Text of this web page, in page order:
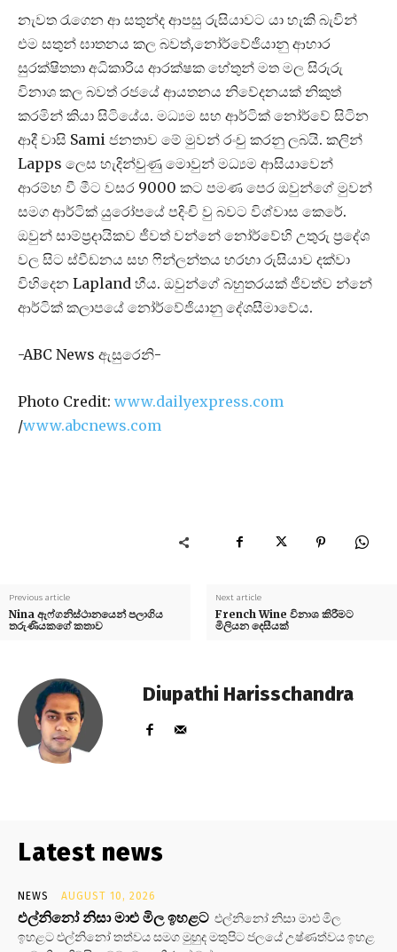
නැවත රැගෙන ආ සතුන්ද ආපසු රුසියාවට යා හැකි බැවින්
එම සතුන් ඝාතනය කල බවත්,නෝර්වේජියානු ආහාර
සුරක්ෂිතතා අධිකාරිය ආරක්ෂක හේතුන් මත මල සිරුරු
විනාශ කල බවත් රජයේ ආයතනය නිවේදනයක් නිකුත්
කරමින් කියා සිටියේය. මධ්‍යම සහ ආර්ටික් නෝර්වේ සිටින
ආදී වාසි Sami ජනතාව මේ මුවන් රංචු කරනු ලබයි. කලින්
Lapps ලෙස හැදින්වුණු මොවුන් මධ්‍යම ආසියාවෙන්
ආරම්භ වී මීට වසර 9000 කට පමණ පෙර ඔවුන්ගේ මුවන්
සමග ආර්ටික් යුරෝපයේ පදිංචි වු බවට විශ්වාස කෙරේ.
ඔවුන් සාම්ප්‍රදායිකව ජීවත් වන්නේ නෝර්වේහි උතුරු ප්‍රදේශ
වල සිට ස්වීඩනය සහ ෆින්ලන්තය හරහා රුසියාව දක්වා
විහිදෙන Lapland හීය. ඔවුන්ගේ බහුතරයක් ජීවත්ව න්නේ
ආර්ටික් කලාපයේ නෝර්වේජියානු දේශසීමාවේය.
-ABC News ඇසුරෙනි-
Photo Credit: www.dailyexpress.com
/www.abcnews.com
Previous article
Nina ඇෆ්ගනිස්ථානයෙන් පලාගිය
තරුණියකගේ කතාව
Next article
French Wine විනාශ කිරීමට
මිලියන දෙසීයක්
Diupathi Harisschandra
Latest news
NEWS AUGUST 10, 2026
එල්නිනෝ නිසා මාළු මිල ඉහළට එල්නිනෝ නිසා මාළු මිල
ඉහළට එල්නිනෝ තත්වය සමග මුහුද මතුපිට ජලයේ උෂ්ණත්වය ඉහළ